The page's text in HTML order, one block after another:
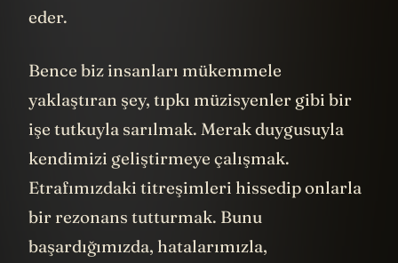
eder.
Bence biz insanları mükemmele
yaklaştıran şey, tıpkı müzisyenler gibi bir
işe tutkuyla sarılmak. Merak duygusuyla
kendimizi geliştirmeye çalışmak.
Etrafımızdaki titreşimleri hissedip onlarla
bir rezonans tutturmak. Bunu
başardığımızda, hatalarımızla,